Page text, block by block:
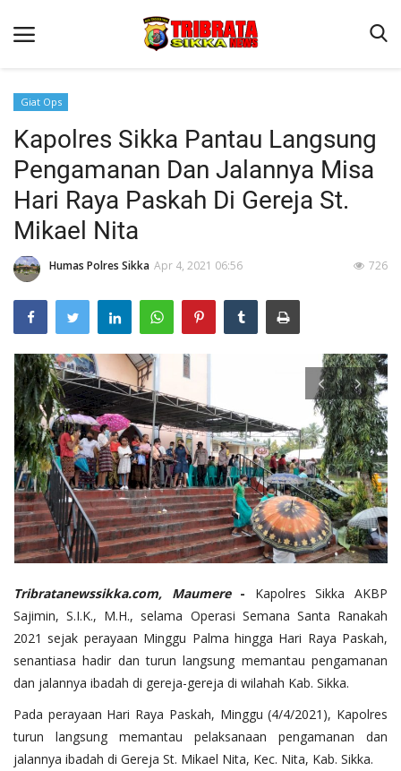
Beranda
Terms & Conditions
Reskrim
Binkam
Lantas
Polisi Kita
Giat Ops
Giat Ops
Kapolres Sikka Pantau Langsung
Pengamanan Dan Jalannya Misa
Hari Raya Paskah Di Gereja St.
Mikael Nita
Humas Polres Sikka Apr 4, 2021 06:56 726
Tribratanewssikka.com, Maumere - Kapolres Sikka AKBP
Sajimin, S.I.K., M.H., selama Operasi Semana Santa Ranakah
2021 sejak perayaan Minggu Palma hingga Hari Raya Paskah,
senantiasa hadir dan turun langsung memantau pengamanan
dan jalannya ibadah di gereja-gereja di wilahah Kab. Sikka.
Pada perayaan Hari Raya Paskah, Minggu (4/4/2021), Kapolres
turun langsung memantau pelaksanaan pengamanan dan
jalannya ibadah di Gereja St. Mikael Nita, Kec. Nita, Kab. Sikka.